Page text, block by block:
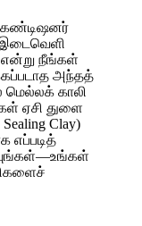
கண்டிஷனர்
இடைவெளி
என்று நீங்கள்
அந்தத்
காலி
ஏசி துளை
Clay)
எப்படித்